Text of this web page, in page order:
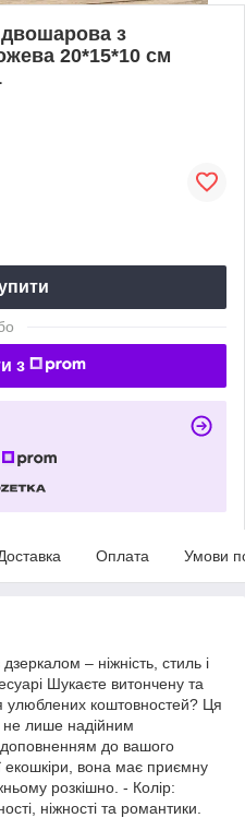
з
20*15*10 см
з
Оплата Умови
– ніжність, стиль і
Шукаєте витончену та
улюблених коштовностей? Ця
не лише надійним
до вашого
екошкіри, вона має приємну
розкішно. - Колір:
ніжності та романтики.